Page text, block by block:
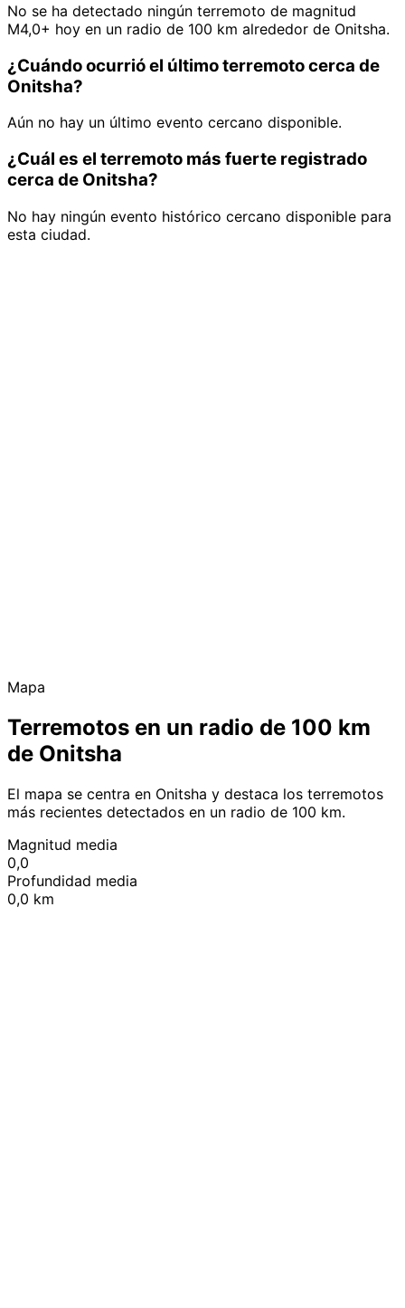
No se ha detectado ningún terremoto de magnitud
M4,0+ hoy en un radio de 100 km alrededor de Onitsha.
¿Cuándo ocurrió el último terremoto cerca de
Onitsha?
Aún no hay un último evento cercano disponible.
¿Cuál es el terremoto más fuerte registrado
cerca de Onitsha?
No hay ningún evento histórico cercano disponible para
esta ciudad.
Mapa
Terremotos en un radio de 100 km
de Onitsha
El mapa se centra en Onitsha y destaca los terremotos
más recientes detectados en un radio de 100 km.
Magnitud media
0,0
Profundidad media
0,0 km